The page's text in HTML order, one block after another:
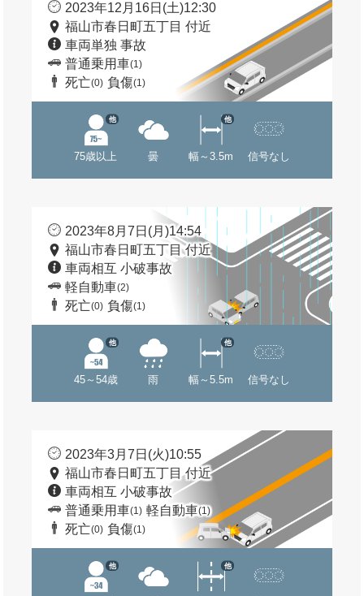
2023年12月16日(土)12:30
福山市春日町五丁目 付近
車両単独 事故
普通乗用車(1)
死亡(0) 負傷(1)
75歳以上
他
曇 幅～3.5m
他
信号なし
2023年8月7日(月)14:54
福山市春日町五丁目 付近
車両相互 小破事故
軽自動車(2)
死亡(0) 負傷(1)
45～54歳
他
雨 幅～5.5m
他
信号なし
2023年3月7日(火)10:55
福山市春日町五丁目 付近
車両相互 小破事故
普通乗用車(1) 軽自動車(1)
死亡(0) 負傷(1)
他 他